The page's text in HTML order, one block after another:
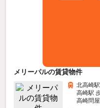
メリーパルの賃貸物件
北高崎
高崎駅
高崎問